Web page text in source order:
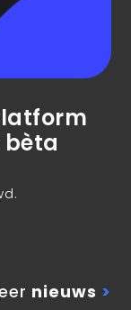
nieuws >